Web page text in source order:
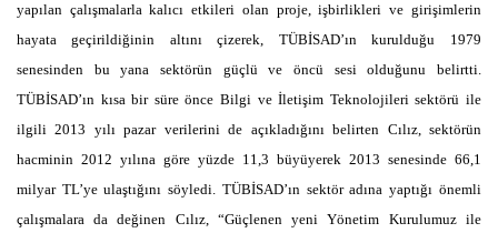
yapılan çalışmalarla kalıcı etkileri olan proje, işbirlikleri ve girişimlerin
hayata geçirildiğinin altını çizerek, TÜBİSAD’ın kurulduğu 1979
senesinden bu yana sektörün güçlü ve öncü sesi olduğunu belirtti.
TÜBİSAD’ın kısa bir süre önce Bilgi ve İletişim Teknolojileri sektörü ile
ilgili 2013 yılı pazar verilerini de açıkladığını belirten Cılız, sektörün
hacminin 2012 yılına göre yüzde 11,3 büyüyerek 2013 senesinde 66,1
milyar TL’ye ulaştığını söyledi. TÜBİSAD’ın sektör adına yaptığı önemli
çalışmalara da değinen Cılız, “Güçlenen yeni Yönetim Kurulumuz ile